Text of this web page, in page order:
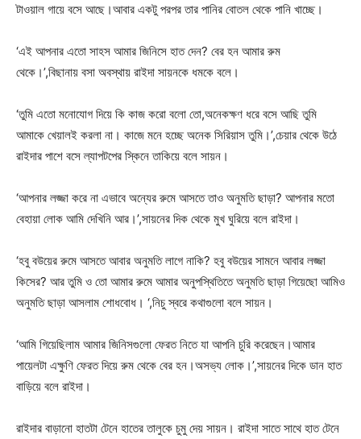
টাওয়াল গায়ে বসে আছে।আবার একটু পরপর তার পানির বোতল থেকে পানি খাচ্ছে।
‘এই আপনার এতো সাহস আমার জিনিসে হাত দেন? বের হন আমার রুম
থেকে।’,বিছানায় বসা অবস্থায় রাইদা সায়নকে ধমকে বলে।
‘তুমি এতো মনোযোগ দিয়ে কি কাজ করো বলো তো,অনেকক্ষণ ধরে বসে আছি তুমি
আমাকে খেয়ালই করলা না। কাজে মনে হচ্ছে অনেক সিরিয়াস তুমি।’,চেয়ার থেকে উঠে
রাইদার পাশে বসে ল্যাপটপের স্কিনে তাকিয়ে বলে সায়ন।
‘আপনার লজ্জা করে না এভাবে অন্যের রুমে আসতে তাও অনুমতি ছাড়া? আপনার মতো
বেহায়া লোক আমি দেখিনি আর।’,সায়নের দিক থেকে মুখ ঘুরিয়ে বলে রাইদা।
‘হবু বউয়ের রুমে আসতে আবার অনুমতি লাগে নাকি? হবু বউয়ের সামনে আবার লজ্জা
কিসের? আর তুমি ও তো আমার রুমে আমার অনুপস্থিতিতে অনুমতি ছাড়া গিয়েছো আমিও
অনুমতি ছাড়া আসলাম শোধবোধ। ‘,নিচু স্বরে কথাগুলো বলে সায়ন।
‘আমি গিয়েছিলাম আমার জিনিসগুলো ফেরত নিতে যা আপনি চুরি করেছেন।আমার
পায়েলটা এক্ষুণি ফেরত দিয়ে রুম থেকে বের হন।অসভ্য লোক।’,সায়নের দিকে ডান হাত
বাড়িয়ে বলে রাইদা।
রাইদার বাড়ানো হাতটা টেনে হাতের তালুকে চুমু দেয় সায়ন। রাইদা সাতে সাথে হাত টেনে